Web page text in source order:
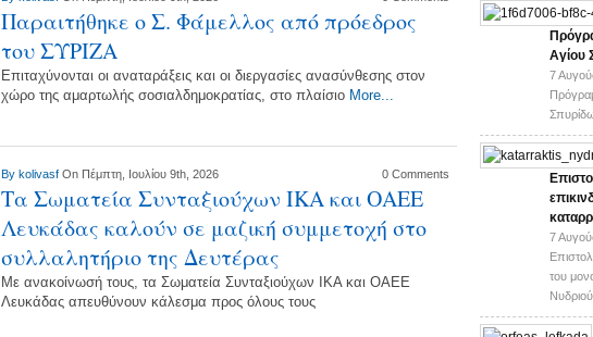
Παραιτήθηκε ο Σ. Φάμελλος από πρόεδρος
του ΣΥΡΙΖΑ
Επιταχύνονται οι αναταράξεις και οι διεργασίες ανασύνθεσης στον
χώρο της αμαρτωλής σοσιαλδημοκρατίας, στο πλαίσιο More...
By kolivasf On Πέμπτη, Ιουλίου 9th, 2026 0 Comments
Τα Σωματεία Συνταξιούχων ΙΚΑ και ΟΑΕΕ
Λευκάδας καλούν σε μαζική συμμετοχή στο
συλλαλητήριο της Δευτέρας
Με ανακοίνωσή τους, τα Σωματεία Συνταξιούχων ΙΚΑ και ΟΑΕΕ
Λευκάδας απευθύνουν κάλεσμα προς όλους τους
Αγίου
7
7
του
Νυδριού